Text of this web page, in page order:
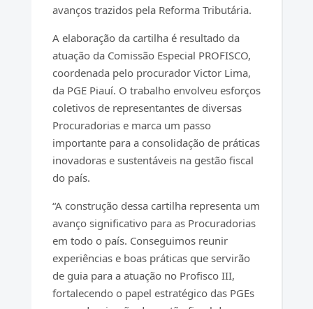
avanços trazidos pela Reforma Tributária.
A elaboração da cartilha é resultado da
atuação da Comissão Especial PROFISCO,
coordenada pelo procurador Victor Lima,
da PGE Piauí. O trabalho envolveu esforços
coletivos de representantes de diversas
Procuradorias e marca um passo
importante para a consolidação de práticas
inovadoras e sustentáveis na gestão fiscal
do país.
“A construção dessa cartilha representa um
avanço significativo para as Procuradorias
em todo o país. Conseguimos reunir
experiências e boas práticas que servirão
de guia para a atuação no Profisco III,
fortalecendo o papel estratégico das PGEs